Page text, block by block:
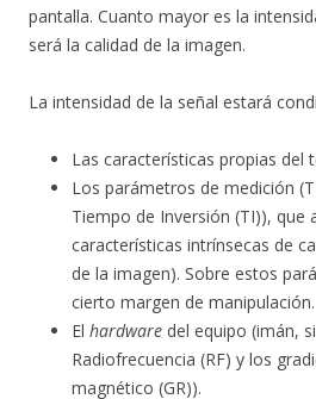
pantalla. Cuanto mayor es la
será la calidad de la imagen.
La intensidad de la señal estará
Las características propias del
Los parámetros de medición
Tiempo de Inversión (TI)), que
características intrínsecas de
de la imagen). Sobre estos
cierto margen de manipulación.
El hardware del equipo (imán,
Radiofrecuencia (RF) y los
magnético (GR)).